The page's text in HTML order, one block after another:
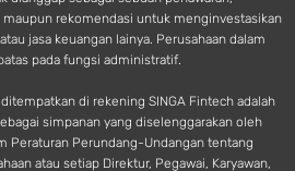
maupun rekomendasi untuk menginvestasikan
jasa keuangan lainya. Perusahaan dalam
pada fungsi administratif.
di rekening SINGA Fintech adalah
simpanan yang diselenggarakan oleh
Peraturan Perundang-Undangan tentang
atau setiap Direktur, Pegawai, Karyawan,